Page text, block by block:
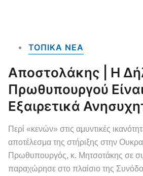
ΤΟΠΙΚΑ NEA
Αποστολάκης | Η
Πρωθυπουργού
Εξαιρετικά
Περί «κενών» στις αμυντικές
αποτέλεσμα της στήριξης στην
Πρωθυπουργός, κ. Μητσοτάκης σε
παραχώρησε στο πλαίσιο της